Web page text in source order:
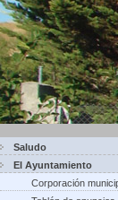
Saludo
El Ayuntamiento
Corporación